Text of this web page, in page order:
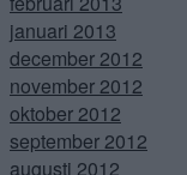
januari 2013
december 2012
november 2012
oktober 2012
september 2012
augusti 2012